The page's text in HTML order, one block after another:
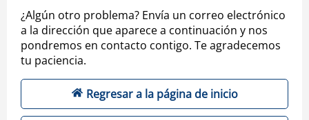
¿Algún otro problema? Envía un correo electrónico
a la dirección que aparece a continuación y nos
pondremos en contacto contigo. Te agradecemos
tu paciencia.
Regresar a la página de inicio